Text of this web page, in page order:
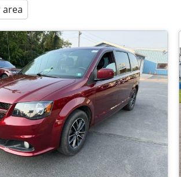
area